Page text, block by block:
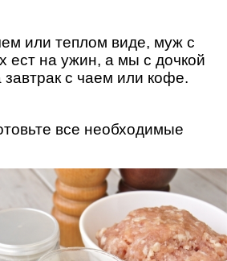
или теплом виде, муж с
ест на ужин, а мы с дочкой
с чаем или кофе.
все необходимые